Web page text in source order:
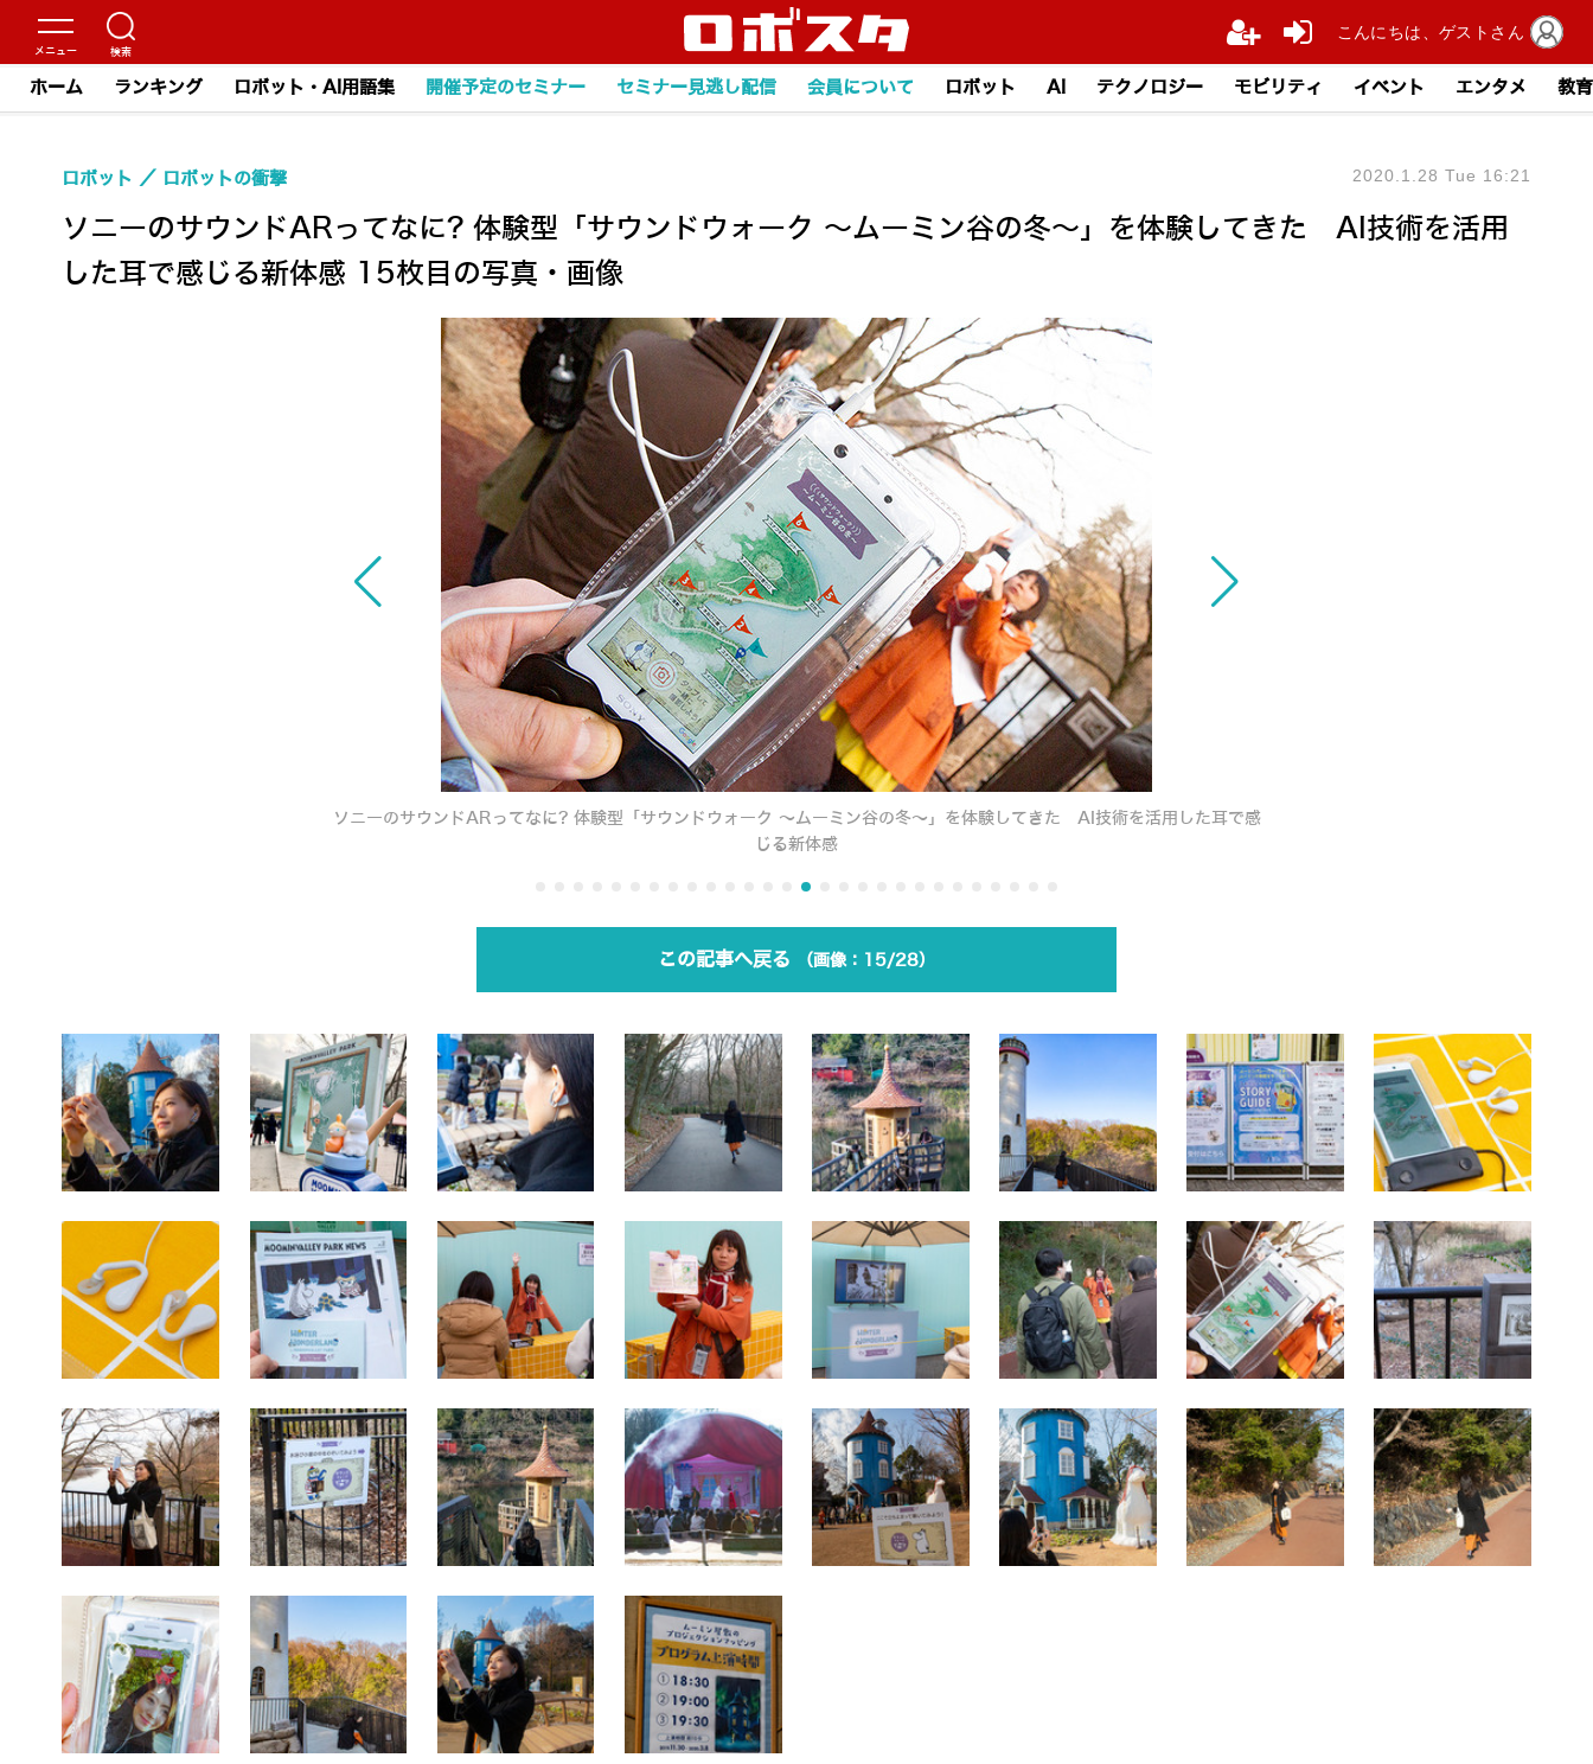
ホーム ランキング ロボット・AI用語集 開催予定のセミナー セミナー見逃し配信 会員について ロボット AI テクノロジー モビリティ イベント エンタメ 教育
ソニーのサウンドARってなに? 体験型「サウンドウォーク ～ムーミン谷の冬～」を体験してきた AI技術を活用
した耳で感じる新体感 15枚目の写真・画像
ロボット ロボットの衝撃 2020.1.28 Tue 16:21
ソニーのサウンドARってなに? 体験型「サウンドウォーク ～ムーミン谷の冬～」を体験してきた AI技術を活用した耳で感
じる新体感
この記事へ戻る 15/28
こんにちは、ゲストさん